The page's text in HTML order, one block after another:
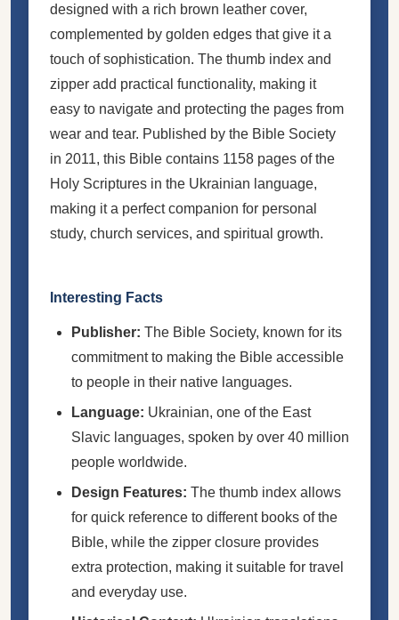
designed with a rich brown leather cover,
complemented by golden edges that give it a
touch of sophistication. The thumb index and
zipper add practical functionality, making it
easy to navigate and protecting the pages from
wear and tear. Published by the Bible Society
in 2011, this Bible contains 1158 pages of the
Holy Scriptures in the Ukrainian language,
making it a perfect companion for personal
study, church services, and spiritual growth.
Interesting Facts
Publisher: The Bible Society, known for its
commitment to making the Bible accessible
to people in their native languages.
Language: Ukrainian, one of the East
Slavic languages, spoken by over 40 million
people worldwide.
Design Features: The thumb index allows
for quick reference to different books of the
Bible, while the zipper closure provides
extra protection, making it suitable for travel
and everyday use.